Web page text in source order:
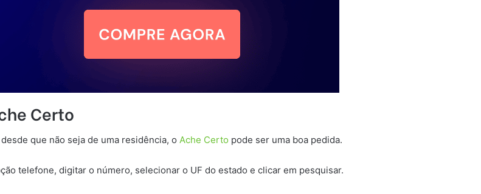
Certo
que não seja de uma residência, o Ache Certo pode ser uma boa pedida.
telefone, digitar o número, selecionar o UF do estado e clicar em pesquisar.